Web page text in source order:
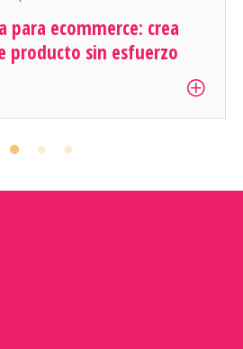
es: escribir descripciones
buenas fotos para cada
cientos o miles de
inhumano […]
para ecommerce: crea
producto sin esfuerzo